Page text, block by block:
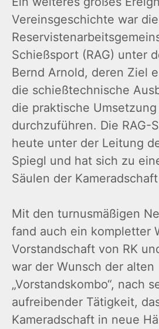
Vereinsgeschichte war
Schießsport (RAG) unter
Bernd Arnold, deren Ziel
die schießtechnische
die praktische
durchzuführen. Die RAG-
heute unter der Leitung
Spiegl und hat sich zu
Säulen der
Mit den turnusmäßigen
fand auch ein kompletter
Vorstandschaft von RK
war der Wunsch der alten
„Vorstandskombo“, nach
aufreibender Tätigkeit,
Kameradschaft in neue